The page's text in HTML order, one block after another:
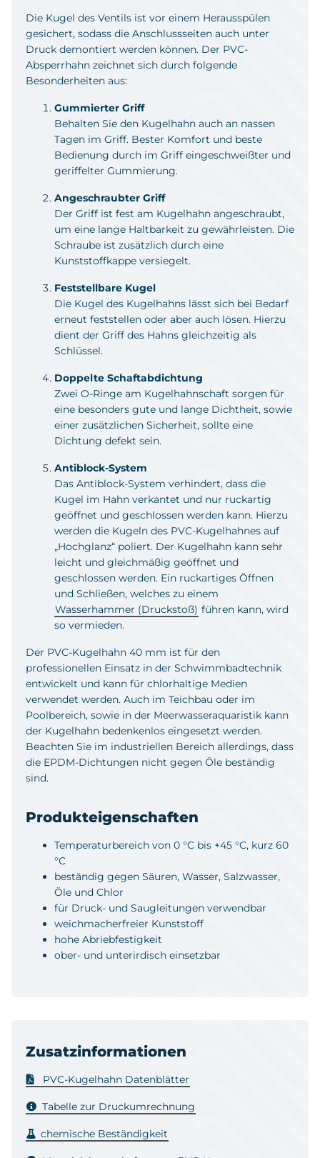
Die Kugel des Ventils ist vor einem Herausspülen
gesichert, sodass die Anschlussseiten auch unter
Druck demontiert werden können. Der PVC-
Absperrhahn zeichnet sich durch folgende
Besonderheiten aus:
Gummierter Griff
Behalten Sie den Kugelhahn auch an nassen
Tagen im Griff. Bester Komfort und beste
Bedienung durch im Griff eingeschweißter und
geriffelter Gummierung.
Angeschraubter Griff
Der Griff ist fest am Kugelhahn angeschraubt,
um eine lange Haltbarkeit zu gewährleisten. Die
Schraube ist zusätzlich durch eine
Kunststoffkappe versiegelt.
Feststellbare Kugel
Die Kugel des Kugelhahns lässt sich bei Bedarf
erneut feststellen oder aber auch lösen. Hierzu
dient der Griff des Hahns gleichzeitig als
Schlüssel.
Doppelte Schaftabdichtung
Zwei O-Ringe am Kugelhahnschaft sorgen für
eine besonders gute und lange Dichtheit, sowie
einer zusätzlichen Sicherheit, sollte eine
Dichtung defekt sein.
Antiblock-System
Das Antiblock-System verhindert, dass die
Kugel im Hahn verkantet und nur ruckartig
geöffnet und geschlossen werden kann. Hierzu
werden die Kugeln des PVC-Kugelhahnes auf
„Hochglanz“ poliert. Der Kugelhahn kann sehr
leicht und gleichmäßig geöffnet und
geschlossen werden. Ein ruckartiges Öffnen
und Schließen, welches zu einem
Wasserhammer (Druckstoß) führen kann, wird
so vermieden.
Der PVC-Kugelhahn 40 mm ist für den
professionellen Einsatz in der Schwimmbadtechnik
entwickelt und kann für chlorhaltige Medien
verwendet werden. Auch im Teichbau oder im
Poolbereich, sowie in der Meerwasseraquaristik kann
der Kugelhahn bedenkenlos eingesetzt werden.
Beachten Sie im industriellen Bereich allerdings, dass
die EPDM-Dichtungen nicht gegen Öle beständig
sind.
Produkteigenschaften
Temperaturbereich von 0 °C bis +45 °C, kurz 60
°C
beständig gegen Säuren, Wasser, Salzwasser,
Öle und Chlor
für Druck- und Saugleitungen verwendbar
weichmacherfreier Kunststoff
hohe Abriebfestigkeit
ober- und unterirdisch einsetzbar
Zusatzinformationen
PVC-Kugelhahn Datenblätter
Tabelle zur Druckumrechnung
chemische Beständigkeit